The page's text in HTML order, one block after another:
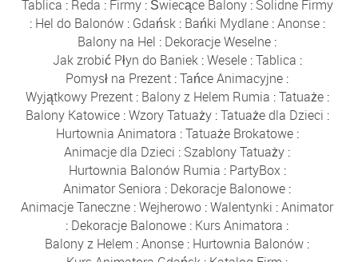
Tablica : Reda : Firmy: Świecące Balony: Solidne Firmy
: Hel do Balonów: Gdańsk: Bańki Mydlane:Anonse:
Balony na Hel : Dekoracje Weselne :
Jak zrobić Płyn do Baniek:Wesele:Tablica :
Pomysł na Prezent :Tańce Animacyjne :
Wyjątkowy Prezent: Balony z Helem Rumia :Tatuaże:
Balony Katowice:Wzory Tatuaży:Tatuaże dla Dzieci :
Hurtownia Animatora :Tatuaże Brokatowe:
Animacje dla Dzieci : Szablony Tatuaży :
Hurtownia Balonów Rumia : PartyBox:
Animator Seniora : Dekoracje Balonowe :
Animacje Taneczne :Wejherowo :Walentynki :Animator
: Dekoracje Balonowe : Kurs Animatora :
Balony z Helem :Anonse : Hurtownia Balonów :